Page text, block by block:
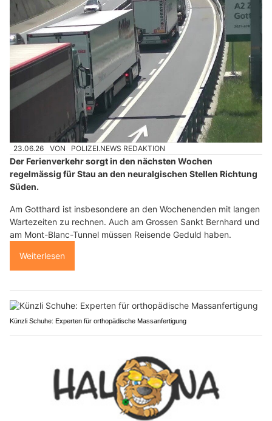
23.06.26 VON POLIZEI.NEWS REDAKTION
Der Ferienverkehr sorgt in den nächsten Wochen
regelmässig für Stau an den neuralgischen Stellen Richtung
Süden.
Am Gotthard ist insbesondere an den Wochenenden mit langen
Wartezeiten zu rechnen. Auch am Grossen Sankt Bernhard und
am Mont-Blanc-Tunnel müssen Reisende Geduld haben.
Weiterlesen
Künzli Schuhe: Experten für orthopädische Massanfertigung